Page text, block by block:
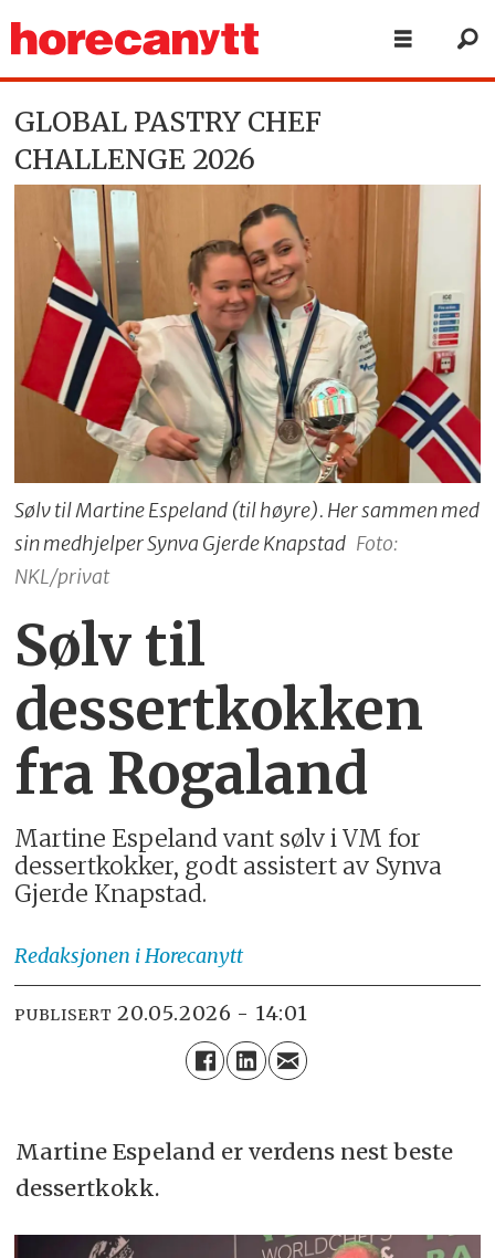
GLOBAL PASTRY CHEF
CHALLENGE 2026
Sølv til Martine Espeland (til høyre). Her sammen med
sin medhjelper Synva Gjerde Knapstad Foto:
NKL/privat
Sølv til
dessertkokken
fra Rogaland
Martine Espeland vant sølv i VM for
dessertkokker, godt assistert av Synva
Gjerde Knapstad.
Redaksjonen i Horecanytt
PUBLISERT 20.05.2026 - 14:01
Martine Espeland er verdens nest beste
dessertkokk.